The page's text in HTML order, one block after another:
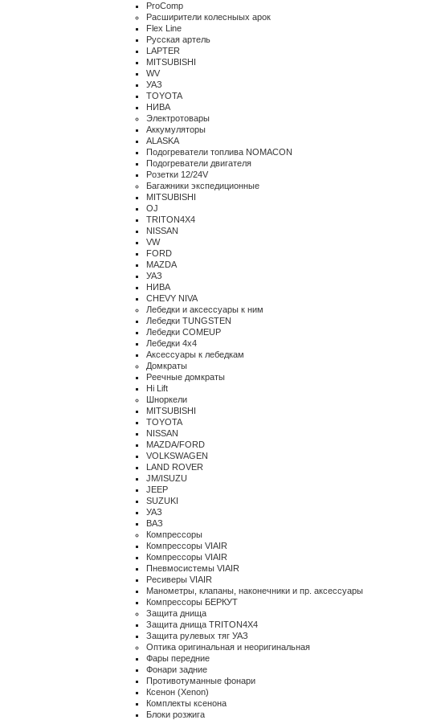
ProComp
Расширители колесныых арок
Flex Line
Русская артель
LAPTER
MITSUBISHI
WV
УАЗ
TOYOTA
НИВА
Электротовары
Аккумуляторы
ALASKA
Подогреватели топлива NOMACON
Подогреватели двигателя
Розетки 12/24V
Багажники экспедиционные
MITSUBISHI
OJ
TRITON4X4
NISSAN
VW
FORD
MAZDA
УАЗ
НИВА
CHEVY NIVA
Лебедки и аксессуары к ним
Лебедки TUNGSTEN
Лебедки COMEUP
Лебедки 4x4
Аксессуары к лебедкам
Домкраты
Реечные домкраты
Hi Lift
Шноркели
MITSUBISHI
TOYOTA
NISSAN
MAZDA/FORD
VOLKSWAGEN
LAND ROVER
JM/ISUZU
JEEP
SUZUKI
УАЗ
ВАЗ
Компрессоры
Компрессоры VIAIR
Компрессоры VIAIR
Пневмосистемы VIAIR
Ресиверы VIAIR
Манометры, клапаны, наконечники и пр. аксессуары
Компрессоры БЕРКУТ
Защита днища
Защита днища TRITON4X4
Защита рулевых тяг УАЗ
Оптика оригинальная и неоригинальная
Фары передние
Фонари задние
Противотуманные фонари
Ксенон (Xenon)
Комплекты ксенона
Блоки розжига